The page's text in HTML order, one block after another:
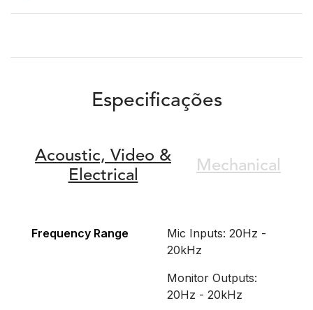
Especificações
Acoustic, Video &
Electrical
Mechanical
Frequency Range
Mic Inputs: 20Hz -
20kHz
Monitor Outputs:
20Hz - 20kHz